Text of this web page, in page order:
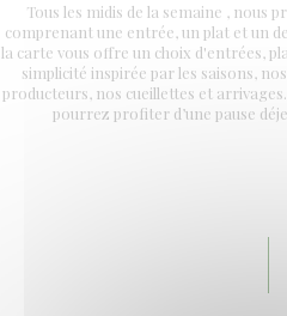
Tous les midis de la semaine , nous
comprenant une entrée, un plat et un
la carte vous offre un choix d'entrées,
simplicité inspirée par les saisons,
producteurs, nos cueillettes et
pourrez profiter d’une pause